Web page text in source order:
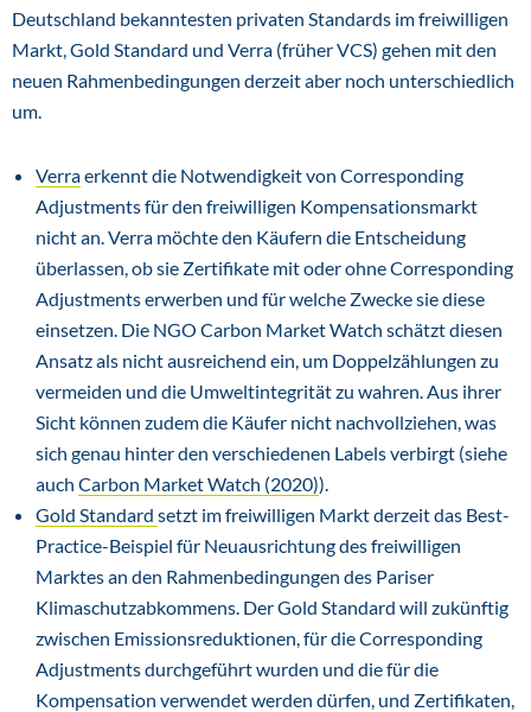
Deutschland bekanntesten privaten Standards im freiwilligen
Markt, Gold Standard und Verra (früher VCS) gehen mit den
neuen Rahmenbedingungen derzeit aber noch unterschiedlich
um.
Verraerkennt die Notwendigkeit von Corresponding
Adjustments für den freiwilligen Kompensationsmarkt
nicht an. Verra möchte den Käufern die Entscheidung
überlassen, ob sie Zertifikate mit oder ohne Corresponding
Adjustments erwerben und für welche Zwecke sie diese
einsetzen. Die NGO Carbon Market Watch schätzt diesen
Ansatz als nicht ausreichend ein, um Doppelzählungen zu
vermeiden und die Umweltintegrität zu wahren. Aus ihrer
Sicht können zudem die Käufer nicht nachvollziehen, was
sich genau hinter den verschiedenen Labels verbirgt (siehe
auch Carbon Market Watch (2020)).
Gold Standard setzt im freiwilligen Markt derzeit das Best-
Practice-Beispiel für Neuausrichtung des freiwilligen
Marktes an den Rahmenbedingungen des Pariser
Klimaschutzabkommens. Der Gold Standard will zukünftig
zwischen Emissionsreduktionen, für die Corresponding
Adjustments durchgeführt wurden und die für die
Kompensation verwendet werden dürfen, und Zertifikaten,